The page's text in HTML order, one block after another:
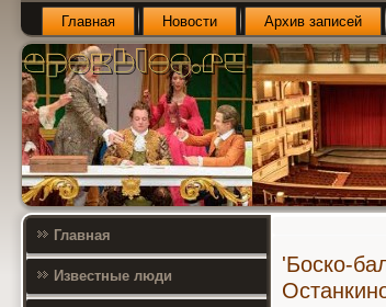
Главная Новости Архив записей
Главная
Известные люди
'Боско-